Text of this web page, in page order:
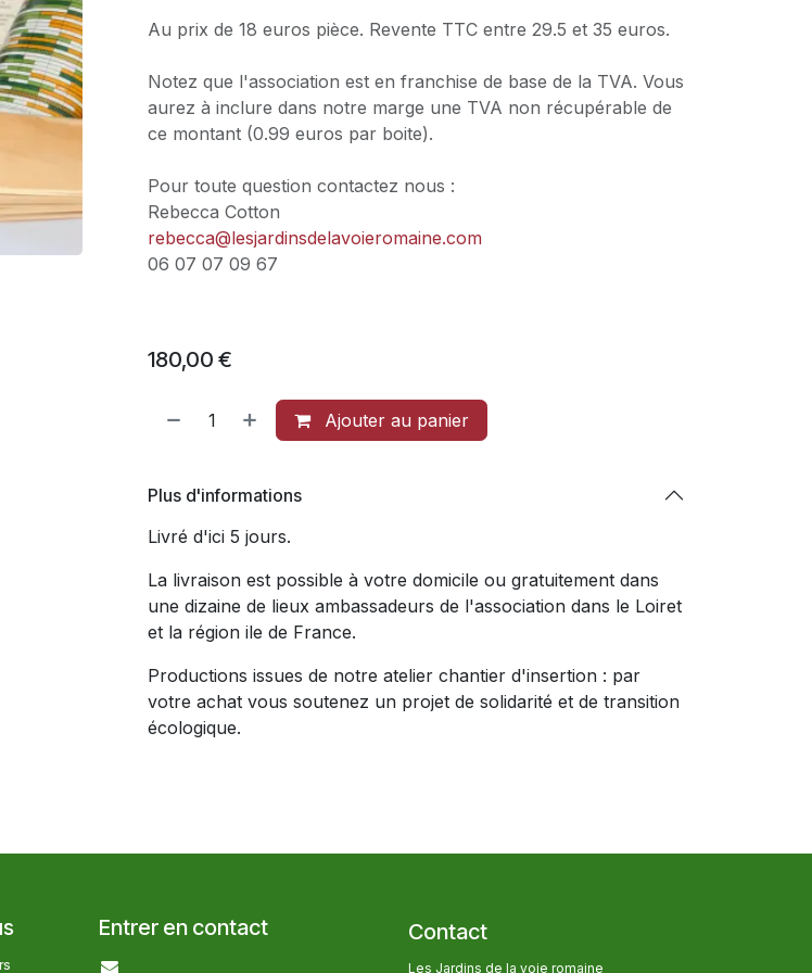
Au prix de 18 euros pièce. Revente TTC entre 29.5 et 35 euros.
Notez que l'association est en franchise de base de la TVA. Vous
aurez à inclure dans notre marge une TVA non récupérable de
ce montant (0.99 euros par boite).
Pour toute question contactez nous :
Rebecca Cotton
rebecca@lesjardinsdelavoieromaine.com
06 07 07 09 67
180,00 €
Ajouter au panier
Plus d'informations
Livré d'ici 5 jours.
La livraison est possible à votre domicile ou gratuitement dans
une dizaine de lieux ambassadeurs de l'association dans le Loiret
et la région ile de France.
Productions issues de notre atelier chantier d'insertion : par
votre achat vous soutenez un projet de solidarité et de transition
écologique.
Entrer en contact Contact
Les Jardins de la voie romaine